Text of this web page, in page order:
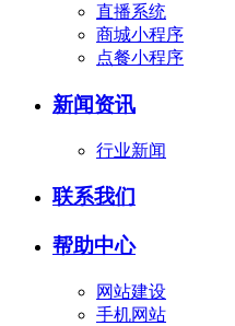
直播系统
商城小程序
点餐小程序
新闻资讯
行业新闻
联系我们
帮助中心
网站建设
手机网站